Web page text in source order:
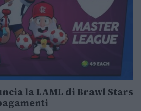
la LAML di Brawl Stars